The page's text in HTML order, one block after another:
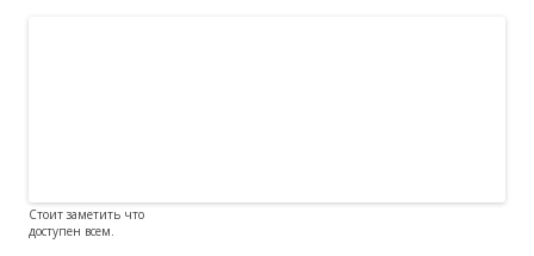
Стоит заметить что
доступен всем.